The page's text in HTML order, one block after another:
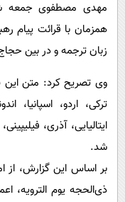
مهدی مصطفوی جمعه
زبان ترجمه و در بین
وی تصریح کرد: متن این
ترکی، اردو، اسپانیا،
ایتالیایی، آذری،
شد.
ذی‌الحجه یوم الترویه،